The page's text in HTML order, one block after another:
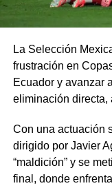
La Selección
frustración en
Ecuador y avanzar
eliminación directa,
Con una actuación
dirigido por Javier
“maldición” y se
final, donde